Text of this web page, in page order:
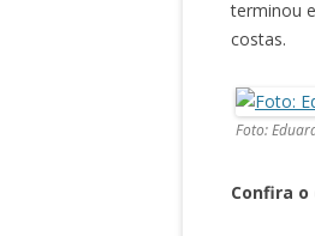
terminou
costas.
Foto:
Confira